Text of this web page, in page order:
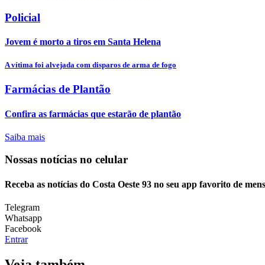
Policial
Jovem é morto a tiros em Santa Helena
A vítima foi alvejada com disparos de arma de fogo
Farmácias de Plantão
Confira as farmácias que estarão de plantão
Saiba mais
Nossas notícias no celular
Receba as notícias do Costa Oeste 93 no seu app favorito de
Telegram
Whatsapp
Facebook
Entrar